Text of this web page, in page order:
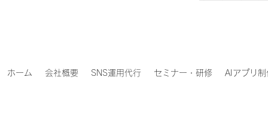
ホーム 会社概要 SNS運用代行 セミナー・研修 AIアプリ制